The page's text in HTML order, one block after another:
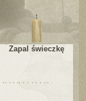
Zapal świeczkę